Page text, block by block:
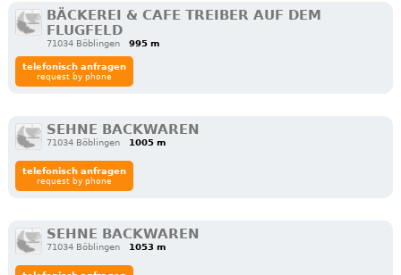
BÄCKEREI & CAFE TREIBER AUF DEM
FLUGFELD
71034 Böblingen 995 m
telefonisch anfragen
request by phone
SEHNE BACKWAREN
71034 Böblingen 1005 m
telefonisch anfragen
request by phone
SEHNE BACKWAREN
71034 Böblingen 1053 m